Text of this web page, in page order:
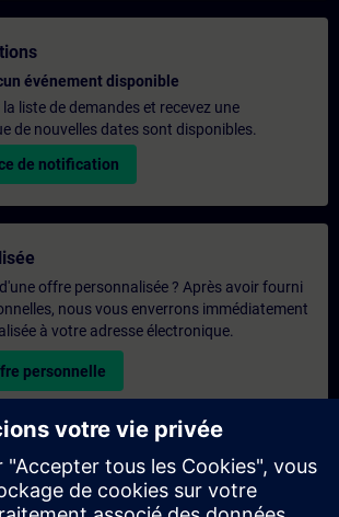
événement disponible
liste de demandes et recevez une
de nouvelles dates sont disponibles.
de notification
offre personnalisée ? Après avoir fourni
nous vous enverrons immédiatement
à votre adresse électronique.
personnelle
exclusive
ci-dessous si vous souhaitez
une formation exclusive, que ce soit sur